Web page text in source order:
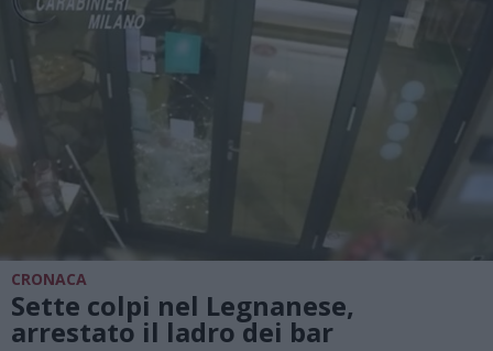
CRONACA
Sette colpi nel Legnanese,
arrestato il ladro dei bar